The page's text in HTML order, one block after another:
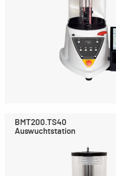
BMT200.TS40
Auswuchtstation